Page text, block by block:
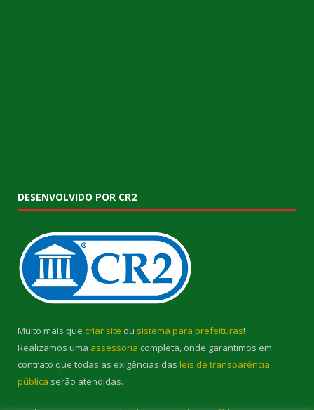
DESENVOLVIDO POR CR2
Muito mais que criar site ou sistema para prefeituras!
Realizamos uma assessoria completa, onde garantimos em
contrato que todas as exigências das leis de transparência
pública serão atendidas.